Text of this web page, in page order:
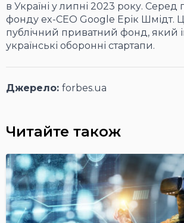
в Україні у липні 2023 року. Серед
фонду ex-CEO Google Ерік Шмідт.
публічний приватний фонд, який
українські оборонні стартапи.
Джерело: forbes.ua
Читайте також